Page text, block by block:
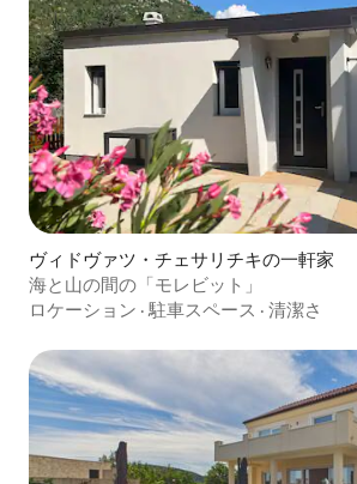
ヴィドヴァツ・チェサリチキの一軒家
海と山の間の「モレビット」
ロケーション ·駐車スペース · 清潔さ